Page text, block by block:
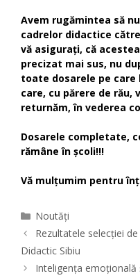
Avem rugămintea să
cadrelor didactice
vă asigurați, că
precizat mai sus, nu
toate dosarele pe care
care, cu părere de rău,
returnăm, în vederea
Dosarele completate,
rămâne în școli!!!
Vă mulțumim pentru
Categories
Noutăți
Rezultatele selecției
Didactic Sibiu
Inteligența